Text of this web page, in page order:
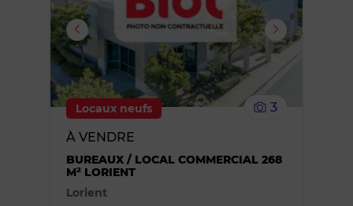
ou
supprimer
des
Locaux neufs
3
À VENDRE
BUREAUX / LOCAL COMMERCIAL 268
M² LORIENT
Lorient